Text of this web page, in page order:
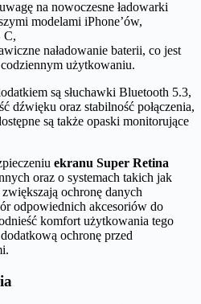
na nowoczesne ładowarki
modelami iPhone’ów,
C,
naładowanie baterii, co jest
użytkowaniu.
są słuchawki Bluetooth 5.3,
dźwięku oraz stabilność połączenia,
są także opaski monitorujące
ekranu Super Retina
oraz o systemach takich jak
ochronę danych
odpowiednich akcesoriów do
komfort użytkowania tego
ochronę przed